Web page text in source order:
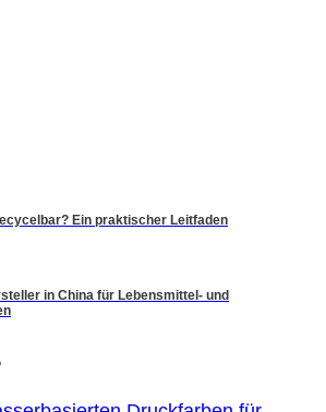
Ein praktischer Leitfaden
in China für Lebensmittel- und